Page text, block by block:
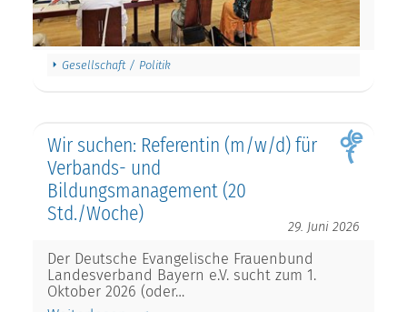
Gesellschaft / Politik
Wir suchen: Referentin (m/w/d) für
Verbands- und
Bildungsmanagement (20
Std./Woche)
29. Juni 2026
Der Deutsche Evangelische Frauenbund
Landesverband Bayern e.V. sucht zum 1.
Oktober 2026 (oder…